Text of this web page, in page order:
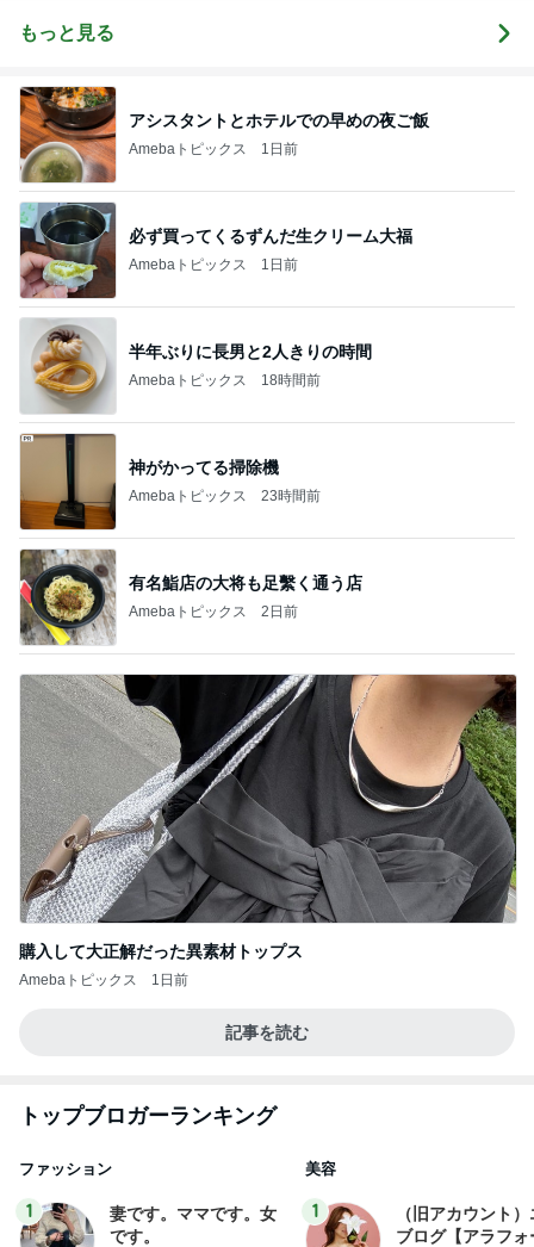
もっと見る
アシスタントとホテルでの早めの夜ご飯
Amebaトピックス 1日前
必ず買ってくるずんだ生クリーム大福
Amebaトピックス 1日前
半年ぶりに長男と2人きりの時間
Amebaトピックス 18時間前
神がかってる掃除機
Amebaトピックス 23時間前
有名鮨店の大将も足繫く通う店
Amebaトピックス 2日前
購入して大正解だった異素材トップス
Amebaトピックス 1日前
記事を読む
トップブロガーランキング
ファッション
1
妻です。ママです。女
です。
美容
1
（旧アカウント
ブログ【アラフォ